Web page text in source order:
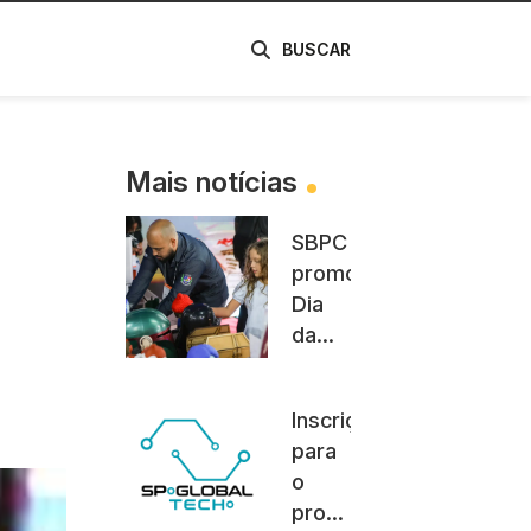
BUSCAR
Mais notícias
SBPC
promoveu
Dia
da
Ciência
neste
sábado
Inscrições
para
o
programa